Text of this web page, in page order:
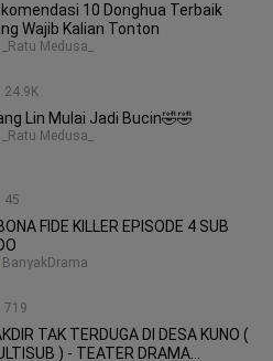
10 Donghua Terbaik
Wajib Kalian Tonton
24.9K
_Ratu Medusa_
Lin Mulai Jadi Bucin🤣🤣
45
_Ratu Medusa_
FIDE KILLER EPISODE 4 SUB
719
BanyakDrama
TAK TERDUGA DI DESA KUNO (
) - TEATER DRAMA